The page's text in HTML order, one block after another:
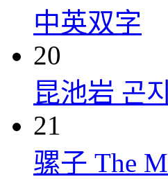
中英双字
20
昆池岩 곤
21
骡子 The